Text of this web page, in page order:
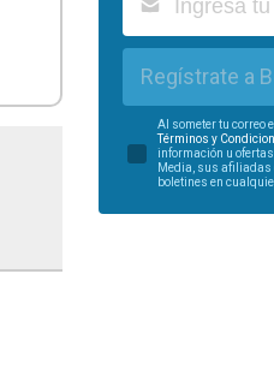
Regístrate a
Al someter tu correo
Términos y
información u
Media, sus afiliadas
boletines en